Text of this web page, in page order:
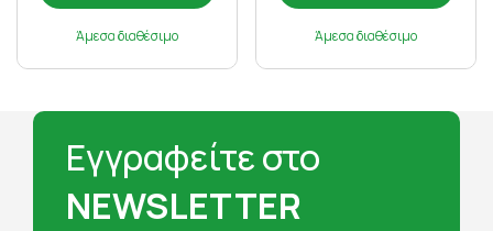
Άμεσα διαθέσιμο Άμεσα διαθέσιμο
Εγγραφείτε στο
NEWSLETTER